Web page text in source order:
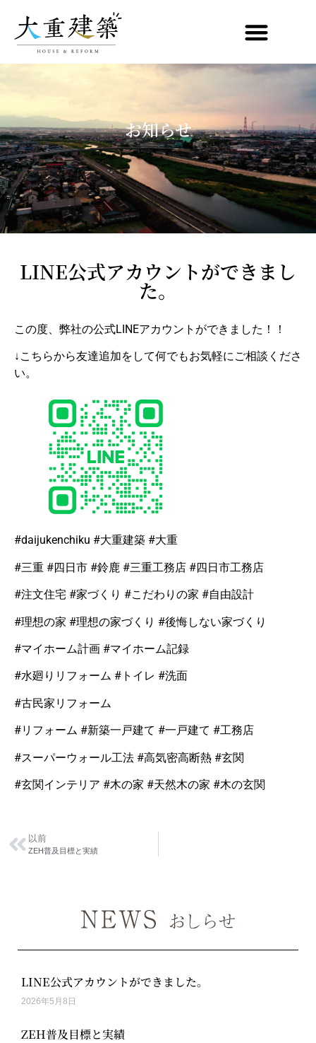
お知らせ
LINE公式アカウントができまし
た。
この度、弊社の公式LINEアカウントができました！！
↓こちらから友達追加をして何でもお気軽にご相談くださ
い。
#daijukenchiku #大重建築 #大重
#三重 #四日市 #鈴鹿 #三重工務店 #四日市工務店
#注文住宅 #家づくり #こだわりの家 #自由設計
#理想の家 #理想の家づくり #後悔しない家づくり
#マイホーム計画 #マイホーム記録
#水廻りリフォーム #トイレ #洗面
#古民家リフォーム
#リフォーム #新築一戸建て #一戸建て #工務店
#スーパーウォール工法 #高気密高断熱 #玄関
#玄関インテリア #木の家 #天然木の家 #木の玄関
以前
ZEH普及目標と実績
LINE公式アカウントができました。
2026年5月8日
ZEH普及目標と実績